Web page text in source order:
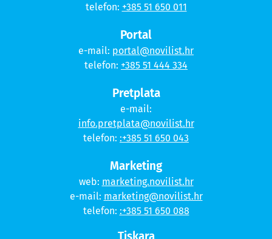
telefon: +385 51 650 011
Portal
e-mail: portal@novilist.hr
telefon: +385 51 444 334
Pretplata
e-mail:
info.pretplata@novilist.hr
telefon: :+385 51 650 043
Marketing
web: marketing.novilist.hr
e-mail: marketing@novilist.hr
telefon: :+385 51 650 088